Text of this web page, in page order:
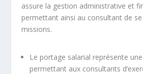
assure la gestion administrative et
permettant ainsi au consultant de
missions.
Le portage salarial représente
permettant aux consultants